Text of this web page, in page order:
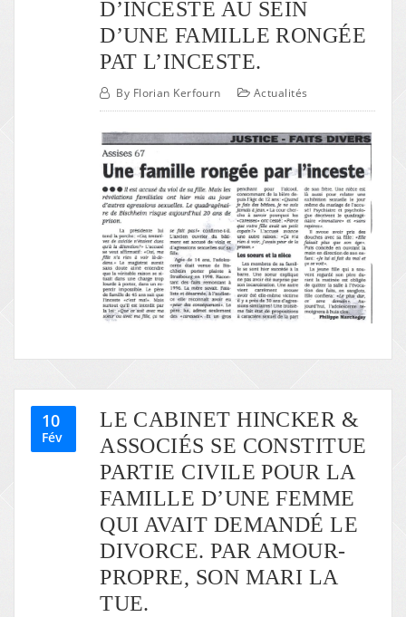
D’INCESTE AU SEIN
D’UNE FAMILLE RONGÉE
PAT L’INCESTE.
By Florian Kerfourn Actualités
10
Fév
LE CABINET HINCKER &
ASSOCIÉS SE CONSTITUE
PARTIE CIVILE POUR LA
FAMILLE D’UNE FEMME
QUI AVAIT DEMANDÉ LE
DIVORCE. PAR AMOUR-
PROPRE, SON MARI LA
TUE.